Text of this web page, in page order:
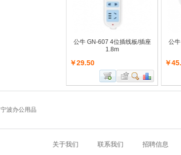
公牛 GN-607 4位插线板/插座
1.8m
￥29.50
公
￥
宁波办公用品
关于我们 联系我们 招聘信息